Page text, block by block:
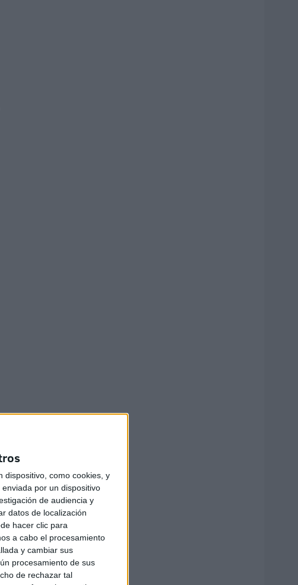
dispositivo, como cookies, y
por un dispositivo
de audiencia y
datos de localización
hacer clic para
a cabo el procesamiento
y cambiar sus
procesamiento de sus
de rechazar tal